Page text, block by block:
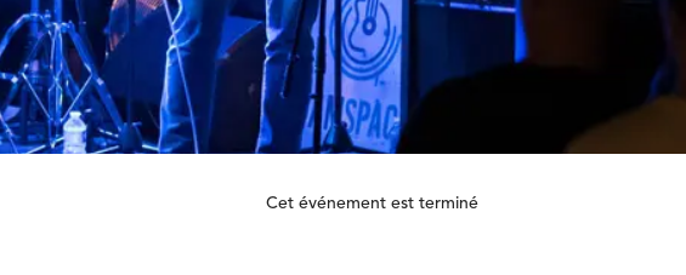
Cet événement est terminé